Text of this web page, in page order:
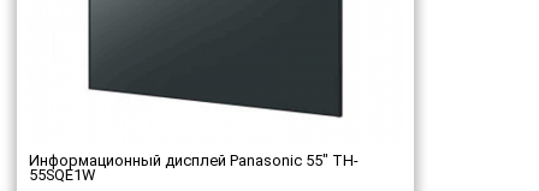
Информационный дисплей Panasonic 55" TH-
55SQE1W